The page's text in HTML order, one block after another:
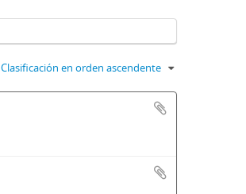
Clasificación en orden ascendente